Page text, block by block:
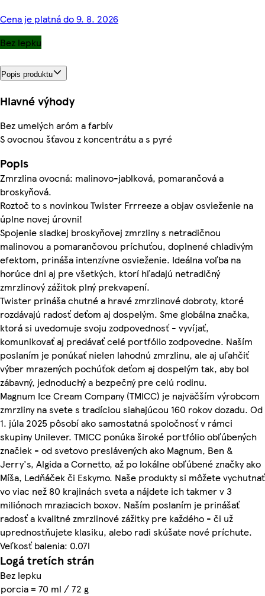
Cena je platná do 9. 8. 2026
Bez lepku
Popis produktu
Hlavné výhody
Bez umelých aróm a farbív
S ovocnou šťavou z koncentrátu a s pyré
Popis
Zmrzlina ovocná: malinovo-jablková, pomarančová a
broskyňová.
Roztoč to s novinkou Twister Frrreeze a objav osvieženie na
úplne novej úrovni!
Spojenie sladkej broskyňovej zmrzliny s netradičnou
malinovou a pomarančovou príchuťou, doplnené chladivým
efektom, prináša intenzívne osvieženie. Ideálna voľba na
horúce dni aj pre všetkých, ktorí hľadajú netradičný
zmrzlinový zážitok plný prekvapení.
Twister prináša chutné a hravé zmrzlinové dobroty, ktoré
rozdávajú radosť deťom aj dospelým. Sme globálna značka,
ktorá si uvedomuje svoju zodpovednosť - vyvíjať,
komunikovať aj predávať celé portfólio zodpovedne. Naším
poslaním je ponúkať nielen lahodnú zmrzlinu, ale aj uľahčiť
výber mrazených pochúťok deťom aj dospelým tak, aby bol
zábavný, jednoduchý a bezpečný pre celú rodinu.
Magnum Ice Cream Company (TMICC) je najväčším výrobcom
zmrzliny na svete s tradíciou siahajúcou 160 rokov dozadu. Od
1. júla 2025 pôsobí ako samostatná spoločnosť v rámci
skupiny Unilever. TMICC ponúka široké portfólio obľúbených
značiek - od svetovo preslávených ako Magnum, Ben &
Jerry's, Algida a Cornetto, až po lokálne obľúbené značky ako
Míša, Ledňáček či Eskymo. Naše produkty si môžete vychutnať
vo viac než 80 krajinách sveta a nájdete ich takmer v 3
miliónoch mraziacich boxov. Naším poslaním je prinášať
radosť a kvalitné zmrzlinové zážitky pre každého - či už
uprednostňujete klasiku, alebo radi skúšate nové príchute.
Veľkosť balenia: 0.07l
Logá tretích strán
Bez lepku
porcia = 70 ml / 72 g